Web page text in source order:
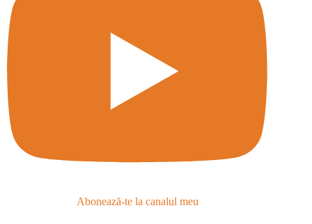
Abonează-te la canalul meu